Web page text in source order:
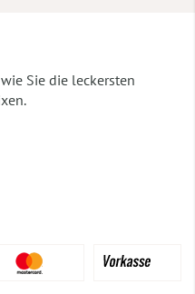
Sie die leckersten